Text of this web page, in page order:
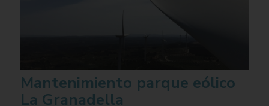
Mantenimiento parque eólico
La Granadella